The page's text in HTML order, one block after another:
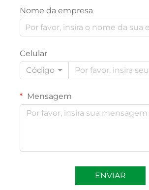
Nome da empresa
Celular
Código
Mensagem
ENVIAR